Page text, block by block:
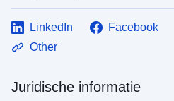
LinkedIn Facebook
Other
Juridische informatie